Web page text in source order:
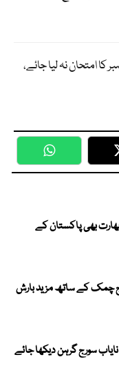
امتحان نہ لیا جائے،
WhatsApp
بھی پاکستان کے
چمک کے ساتھ مزید بارش
میں 27 سال بعد نایاب سورج گرہن دیکھا جائے